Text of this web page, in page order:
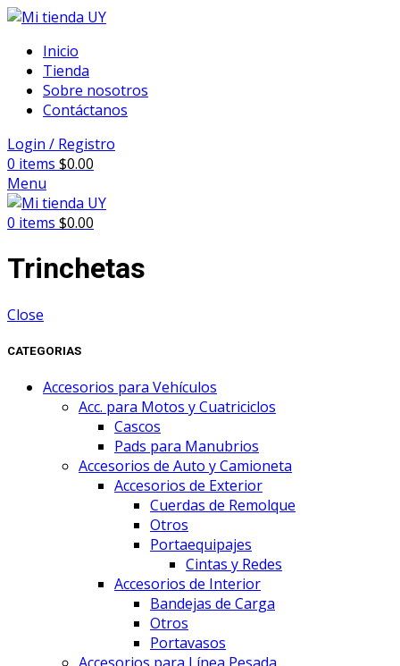
Inicio
Tienda
Sobre nosotros
Contáctanos
Login / Registro
0 items $0.00
Menu
0 items $0.00
Trinchetas
Close
CATEGORIAS
Accesorios para Vehículos
Acc. para Motos y Cuatriciclos
Cascos
Pads para Manubrios
Accesorios de Auto y Camioneta
Accesorios de Exterior
Cuerdas de Remolque
Otros
Portaequipajes
Cintas y Redes
Accesorios de Interior
Bandejas de Carga
Otros
Portavasos